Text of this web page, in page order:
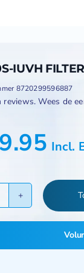
IUVH
8720299596887
reviews. Wees de
Incl.